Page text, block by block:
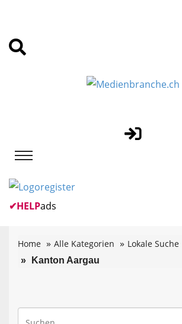
✔HELPads
Home Alle Kategorien Lokale Suche
Kanton Aargau